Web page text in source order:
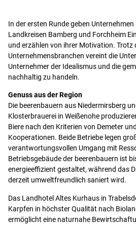
In der ersten Runde geben
Landkreisen Bamberg und Forchheim
und erzählen von ihrer Motivation. Trotz
Unternehmensbranchen vereint die
Unternehmer der Idealismus und die
nachhaltig zu handeln.
Genuss aus der Region
Die beerenbauern aus Niedermirsberg
Klosterbrauerei in Weißenohe
Biere nach den Kriterien von Demeter
Kooperationen. Beide Betriebe legen
verantwortungsvollen Umgang mit
Betriebsgebäude der beerenbauern ist
energieeffizient gestaltet, während das
derzeit umweltfreundlich saniert wird.
Das Landhotel Altes Kurhaus in
Karpfen in höchster Qualität nach
ermöglicht eine naturnahe